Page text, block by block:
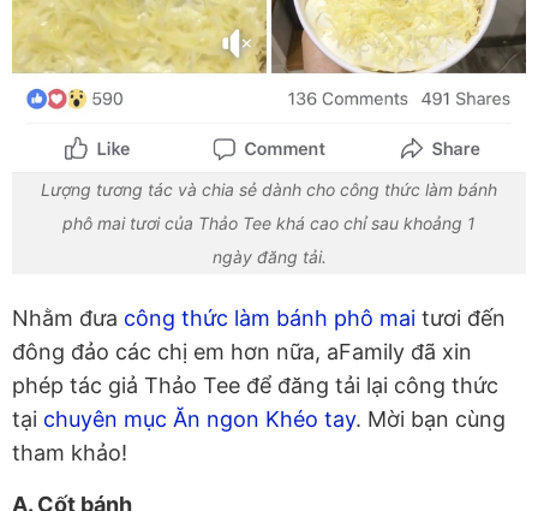
Lượng tương tác và chia sẻ dành cho công thức làm bánh
phô mai tươi của Thảo Tee khá cao chỉ sau khoảng 1
ngày đăng tải.
Nhằm đưa công thức làm bánh phô mai tươi đến
đông đảo các chị em hơn nữa, aFamily đã xin
phép tác giả Thảo Tee để đăng tải lại công thức
tại chuyên mục Ăn ngon Khéo tay. Mời bạn cùng
tham khảo!
A. Cốt bánh